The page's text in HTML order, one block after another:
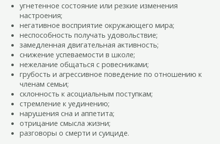
угнетенное состояние или резкие изменения
настроения;
негативное восприятие окружающего мира;
неспособность получать удовольствие;
замедленная двигательная активность;
снижение успеваемости в школе;
нежелание общаться с ровесниками;
грубость и агрессивное поведение по отношению к
членам семьи;
склонность к асоциальным поступкам;
стремление к уединению;
нарушения сна и аппетита;
отрицание смысла жизни;
разговоры о смерти и суициде.